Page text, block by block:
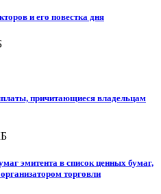
и его повестка дня
причитающиеся владельцам
эмитента в список ценных бумаг,
торговли